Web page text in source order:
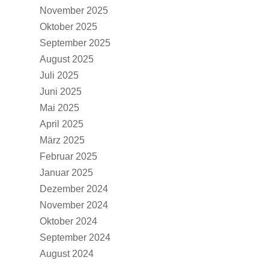
November 2025
Oktober 2025
September 2025
August 2025
Juli 2025
Juni 2025
Mai 2025
April 2025
März 2025
Februar 2025
Januar 2025
Dezember 2024
November 2024
Oktober 2024
September 2024
August 2024